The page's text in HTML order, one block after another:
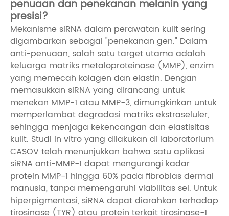
penuaan dan penekanan melanin yang
presisi?
Mekanisme siRNA dalam perawatan kulit sering
digambarkan sebagai "penekanan gen." Dalam
anti-penuaan, salah satu target utama adalah
keluarga matriks metaloproteinase (MMP), enzim
yang memecah kolagen dan elastin. Dengan
memasukkan siRNA yang dirancang untuk
menekan MMP-1 atau MMP-3, dimungkinkan untuk
memperlambat degradasi matriks ekstraseluler,
sehingga menjaga kekencangan dan elastisitas
kulit. Studi in vitro yang dilakukan di laboratorium
CASOV telah menunjukkan bahwa satu aplikasi
siRNA anti-MMP-1 dapat mengurangi kadar
protein MMP-1 hingga 60% pada fibroblas dermal
manusia, tanpa memengaruhi viabilitas sel. Untuk
hiperpigmentasi, siRNA dapat diarahkan terhadap
tirosinase (TYR) atau protein terkait tirosinase-1